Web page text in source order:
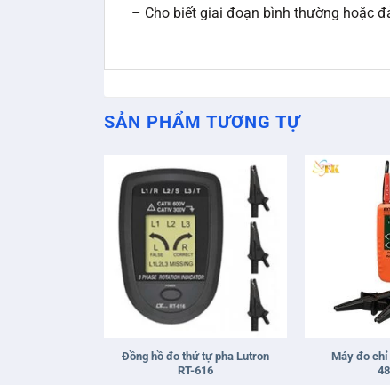
– Cho biết giai đoạn bình thường hoặc
SẢN PHẨM TƯƠNG TỰ
Đồng hồ đo thứ tự pha Lutron
RT-616
Máy đo chỉ